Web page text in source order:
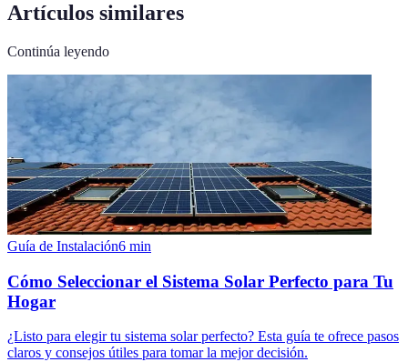
Artículos similares
Continúa leyendo
Guía de Instalación6 min
Cómo Seleccionar el Sistema Solar Perfecto para Tu
Hogar
¿Listo para elegir tu sistema solar perfecto? Esta guía te ofrece pasos
claros y consejos útiles para tomar la mejor decisión.